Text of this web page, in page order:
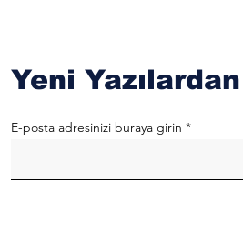
Yeni
E-posta adresinizi buraya girin